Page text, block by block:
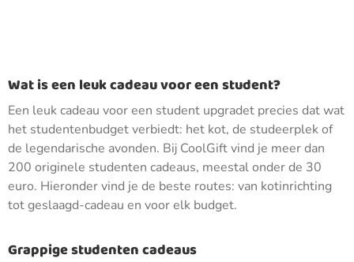
Wat is een leuk cadeau voor een student?
Een leuk cadeau voor een student upgradet precies dat wat
het studentenbudget verbiedt: het kot, de studeerplek of
de legendarische avonden. Bij CoolGift vind je meer dan
200 originele studenten cadeaus, meestal onder de 30
euro. Hieronder vind je de beste routes: van kotinrichting
tot geslaagd-cadeau en voor elk budget.
Grappige studenten cadeaus